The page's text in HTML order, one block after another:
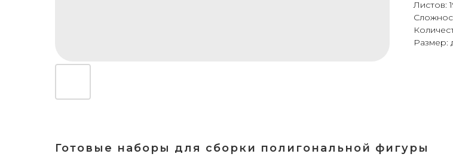
Листов:
Размер:
Готовые наборы для сборки полигональной фигуры